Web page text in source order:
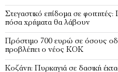
Στεγαστικό επίδομα σε φοιτητές:
πόσα χρήματα θα λάβουν
Πρόστιμο 700 ευρώ σε όσους
προβλέπει ο νέος ΚΟΚ
Κοζάνη: Πυρκαγιά σε δασική